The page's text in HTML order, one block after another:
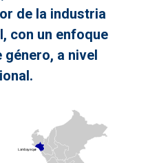
de la industria
con un enfoque
a nivel